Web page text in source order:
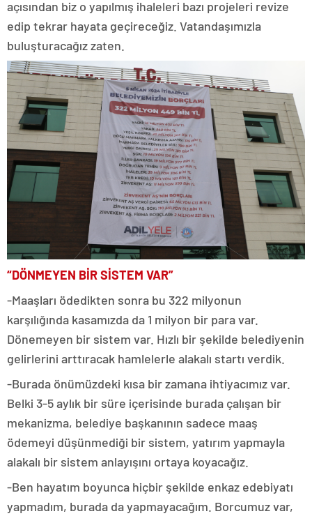
açısından biz o yapılmış ihaleleri bazı projeleri revize
edip tekrar hayata geçireceğiz. Vatandaşımızla
buluşturacağız zaten.
“DÖNMEYEN BİR SİSTEM VAR”
-Maaşları ödedikten sonra bu 322 milyonun
karşılığında kasamızda da 1 milyon bir para var.
Dönemeyen bir sistem var. Hızlı bir şekilde belediyenin
gelirlerini arttıracak hamlelerle alakalı startı verdik.
-Burada önümüzdeki kısa bir zamana ihtiyacımız var.
Belki 3-5 aylık bir süre içerisinde burada çalışan bir
mekanizma, belediye başkanının sadece maaş
ödemeyi düşünmediği bir sistem, yatırım yapmayla
alakalı bir sistem anlayışını ortaya koyacağız.
-Ben hayatım boyunca hiçbir şekilde enkaz edebiyatı
yapmadım, burada da yapmayacağım. Borcumuz var,